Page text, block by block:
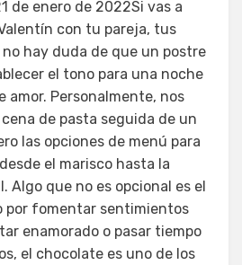
de enero de 2022Si vas a
con tu pareja, tus
hay duda de que un postre
el tono para una noche
amor. Personalmente, nos
de pasta seguida de un
las opciones de menú para
el marisco hasta la
Algo que no es opcional es el
por fomentar sentimientos
enamorado o pasar tiempo
el chocolate es uno de los